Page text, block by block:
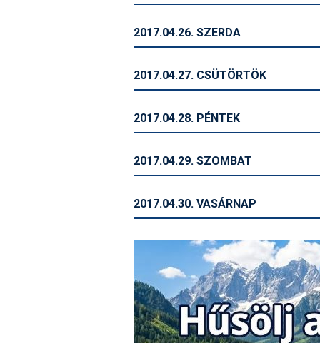
2017.04.26. SZERDA
2017.04.27. CSÜTÖRTÖK
2017.04.28. PÉNTEK
2017.04.29. SZOMBAT
2017.04.30. VASÁRNAP